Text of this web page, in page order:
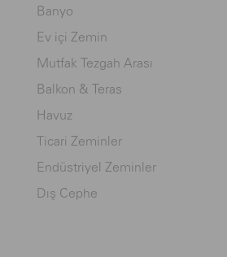
Banyo
Ev içi Zemin
Mutfak Tezgah Arası
Balkon & Teras
Havuz
Ticari Zeminler
Endüstriyel Zeminler
Dış Cephe